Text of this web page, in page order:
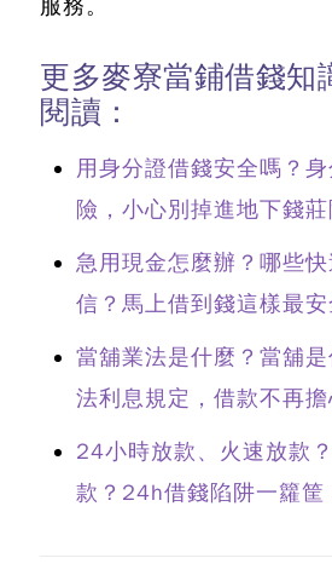
服務。
更多麥寮當鋪借錢知
閱讀：
用身分證借錢安全嗎？
險，小心別掉進地下錢莊
急用現金怎麼辦？哪些
信？馬上借到錢這樣最安
當舖業法是什麼？當舖
法利息規定，借款不再擔
24小時放款、火速放款
款？24h借錢陷阱一籮筐